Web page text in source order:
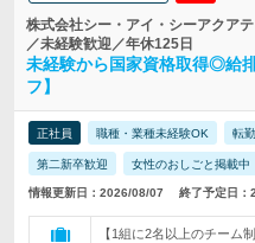
株式会社シー・アイ・シーアクア
／未経験歓迎／年休125日
未経験から国家資格取得◎給
フ】
正社員 職種・業種未経験OK 転勤
第二新卒歓迎 女性のおしごと掲載中
情報更新日：2026/08/07 終了予定日
【1組に2名以上のチーム